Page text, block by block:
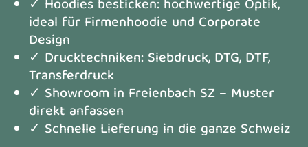
✓ Hoodies besticken: hochwertige Optik,
ideal für Firmenhoodie und Corporate
Design
✓ Drucktechniken: Siebdruck, DTG, DTF,
Transferdruck
✓ Showroom in Freienbach SZ – Muster
direkt anfassen
✓ Schnelle Lieferung in die ganze Schweiz